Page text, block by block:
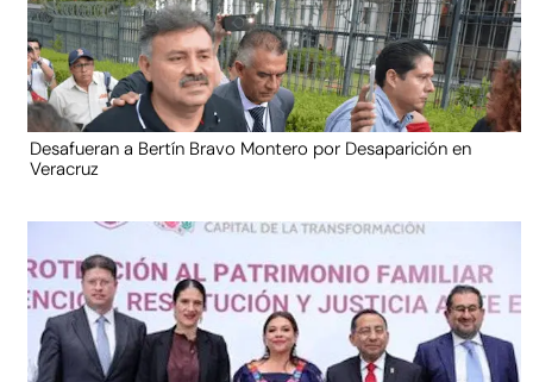
Desafueran a Bertín Bravo Montero por Desaparición en
Veracruz